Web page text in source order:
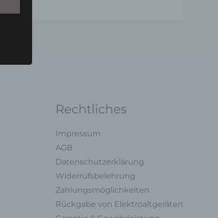
Rechtliches
Impressum
AGB
Datenschutzerklärung
Widerrufsbelehrung
Zahlungsmöglichkeiten
Rückgabe von Elektroaltgeräten